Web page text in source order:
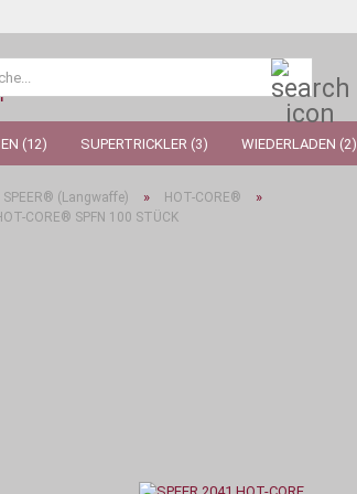
(12) SUPERTRICKLER (3) WIEDERLADEN (2)
SPEER® (Langwaffe) » HOT-CORE® »
CORE® SPFN 100 STÜCK